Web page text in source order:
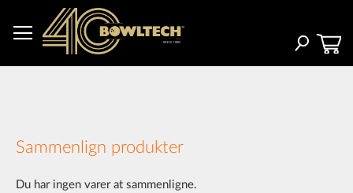
Content
Search
Sammenlign produkter
Du har ingen varer at sammenligne.